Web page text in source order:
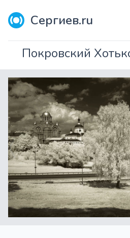
Сергиев.ru
Покровский